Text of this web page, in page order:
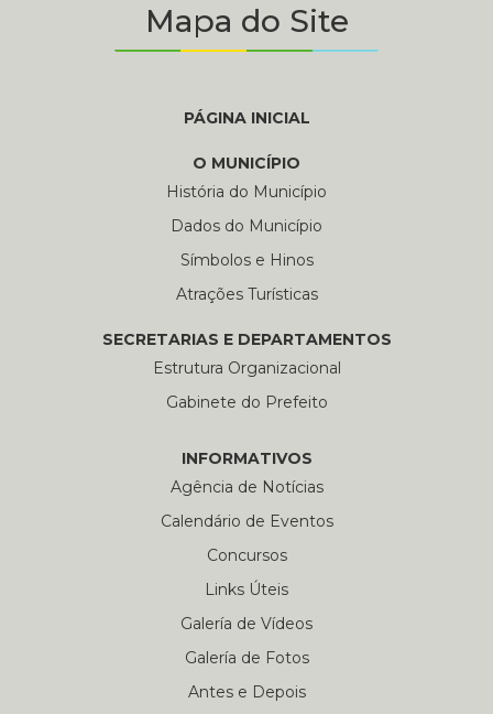
Mapa do Site
PÁGINA INICIAL
O MUNICÍPIO
História do Município
Dados do Município
Símbolos e Hinos
Atrações Turísticas
SECRETARIAS E DEPARTAMENTOS
Estrutura Organizacional
Gabinete do Prefeito
INFORMATIVOS
Agência de Notícias
Calendário de Eventos
Concursos
Links Úteis
Galería de Vídeos
Galería de Fotos
Antes e Depois